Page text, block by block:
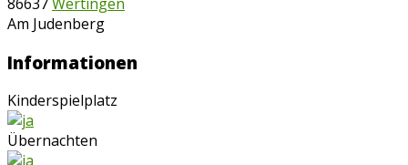
Am Judenberg
Informationen
Kinderspielplatz
Übernachten